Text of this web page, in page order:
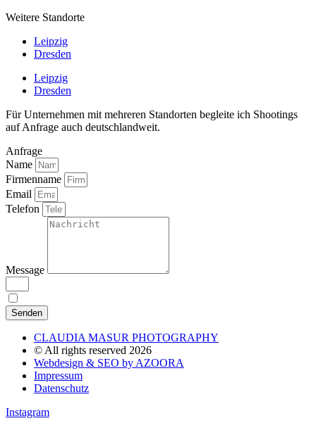
Weitere Standorte
Leipzig
Dresden
Leipzig
Dresden
Für Unternehmen mit mehreren Standorten begleite ich Shootings
auf Anfrage auch deutschlandweit.
Anfrage
Name
Firmenname
Email
Telefon
Message
Senden
CLAUDIA MASUR PHOTOGRAPHY
© All rights reserved 2026
Webdesign & SEO by AZOORA
Impressum
Datenschutz
Instagram